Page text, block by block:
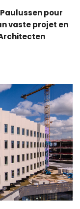
pour
vaste projet en